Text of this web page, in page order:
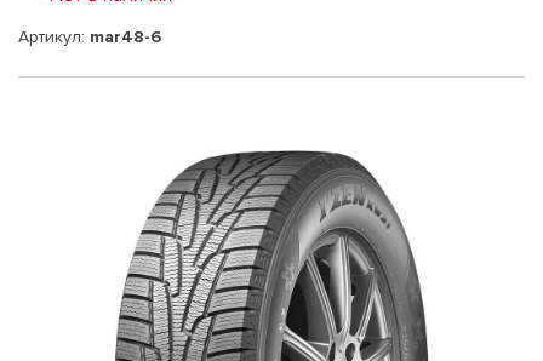
Артикул: mar48-6